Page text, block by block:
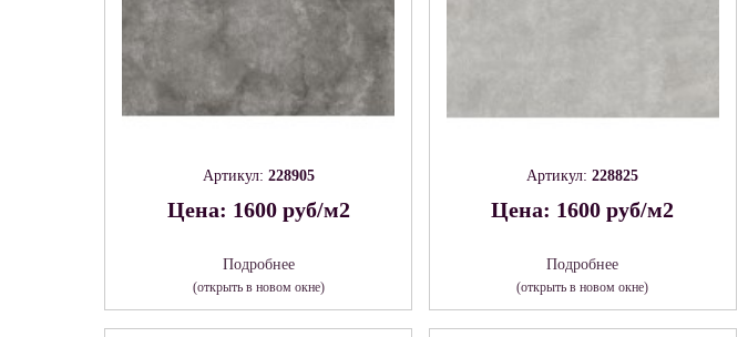
Артикул: 228905
Цена: 1600 руб/м2
Подробнее
(открыть в новом окне)
Артикул:228825
Цена: 1600 руб/м2
Подробнее
(открыть в новом окне)